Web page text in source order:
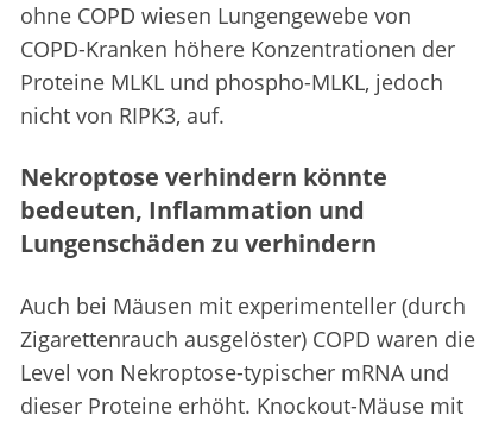
ohne COPD wiesen Lungengewebe von
COPD-Kranken höhere Konzentrationen der
Proteine MLKL und phospho-MLKL, jedoch
nicht von RIPK3, auf.
Nekroptose verhindern könnte
bedeuten, Inflammation und
Lungenschäden zu verhindern
Auch bei Mäusen mit experimenteller (durch
Zigarettenrauch ausgelöster) COPD waren die
Level von Nekroptose-typischer mRNA und
dieser Proteine erhöht. Knockout-Mäuse mit